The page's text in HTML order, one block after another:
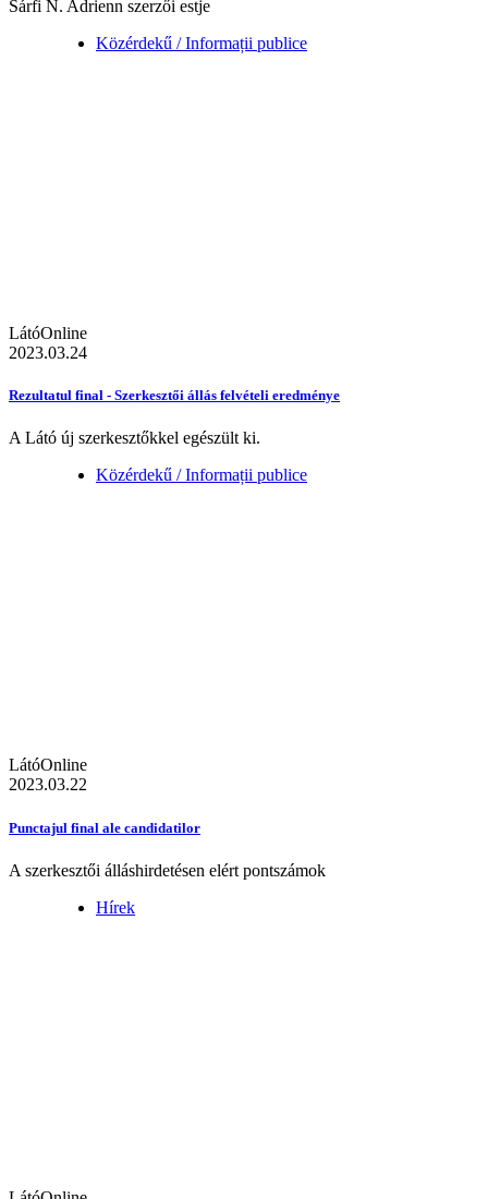
Sárfi N. Adrienn szerzői estje
Közérdekű / Informații publice
LátóOnline
2023.03.24
Rezultatul final - Szerkesztői állás felvételi eredménye
A Látó új szerkesztőkkel egészült ki.
Közérdekű / Informații publice
LátóOnline
2023.03.22
Punctajul final ale candidatilor
A szerkesztői álláshirdetésen elért pontszámok
Hírek